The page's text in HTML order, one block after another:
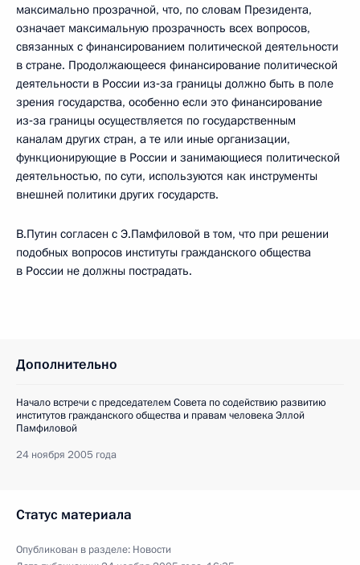
максимально прозрачной, что, по словам Президента,
означает максимальную прозрачность всех вопросов,
связанных с финансированием политической деятельности
в стране. Продолжающееся финансирование политической
деятельности в России из‑за границы должно быть в поле
зрения государства, особенно если это финансирование
из‑за границы осуществляется по государственным
каналам других стран, а те или иные организации,
функционирующие в России и занимающиеся политической
деятельностью, по сути, используются как инструменты
внешней политики других государств.
В.Путин согласен с Э.Памфиловой в том, что при решении
подобных вопросов институты гражданского общества
в России не должны пострадать.
Дополнительно
Начало встречи с председателем Совета по содействию развитию
институтов гражданского общества и правам человека Эллой
Памфиловой
24 ноября 2005 года
Статус материала
Опубликован в разделе: Новости